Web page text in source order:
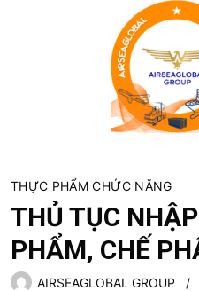
THỰC PHẨM CHỨC NĂNG
THỦ TỤC
PHẨM, CHẾ
AIRSEAGLOBAL GROUP